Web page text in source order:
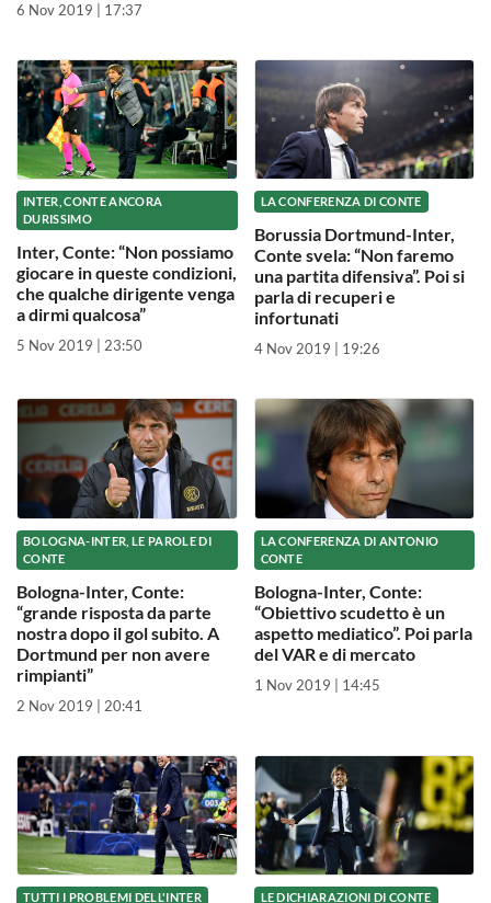
6 Nov 2019 | 17:37
INTER, CONTE ANCORA
DURISSIMO
Inter, Conte: “Non possiamo
giocare in queste condizioni,
che qualche dirigente venga
a dirmi qualcosa”
5 Nov 2019 | 23:50
LA CONFERENZA DI CONTE
Borussia Dortmund-Inter,
Conte svela: “Non faremo
una partita difensiva”. Poi si
parla di recuperi e
infortunati
4 Nov 2019 | 19:26
BOLOGNA-INTER, LE PAROLE DI
CONTE
Bologna-Inter, Conte:
“grande risposta da parte
nostra dopo il gol subito. A
Dortmund per non avere
rimpianti”
2 Nov 2019 | 20:41
LA CONFERENZA DI ANTONIO
CONTE
Bologna-Inter, Conte:
“Obiettivo scudetto è un
aspetto mediatico”. Poi parla
del VAR e di mercato
1 Nov 2019 | 14:45
TUTTI I PROBLEMI DELL'INTER LE DICHIARAZIONI DI CONTE